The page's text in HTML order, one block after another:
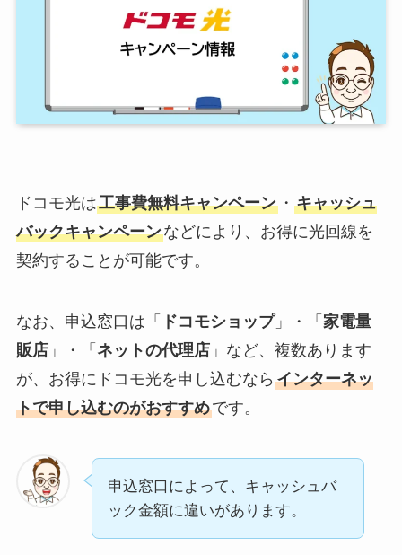
ドコモ光は工事費無料キャンペーン・ キャッシュ
バックキャンペーンなどにより、お得に光回線を
契約することが可能です。
なお、申込窓口は「 ドコモショップ」・「 家電量
販店」・「 ネットの代理店」など、複数あります
が、お得にドコモ光を申し込むなら インターネッ
トで申し込むのがおすすめです。
申込窓口によって、キャッシュバ
ック金額に違いがあります。